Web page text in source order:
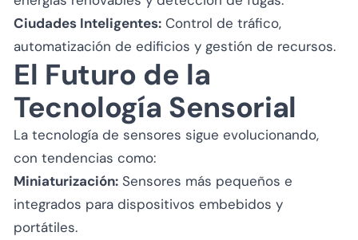
Ciudades Inteligentes: Control de tráfico,
automatización de edificios y gestión de recursos.
El Futuro de la
Tecnología Sensorial
La tecnología de sensores sigue evolucionando,
con tendencias como:
Miniaturización: Sensores más pequeños e
integrados para dispositivos embebidos y
portátiles.